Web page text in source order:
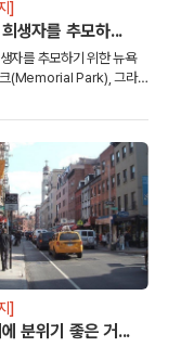
]
생자를 추모하...
자를 추모하기 위한 뉴욕
크(Memorial Park), 그라
인해 붕괴된 월드 트레이드
]
분위기 좋은 거...